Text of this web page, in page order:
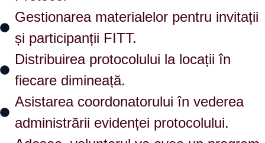
Gestionarea materialelor pentru invitații
și participanții FITT.
Distribuirea protocolului la locații în
fiecare dimineață.
Asistarea coordonatorului în vederea
administrării evidenței protocolului.